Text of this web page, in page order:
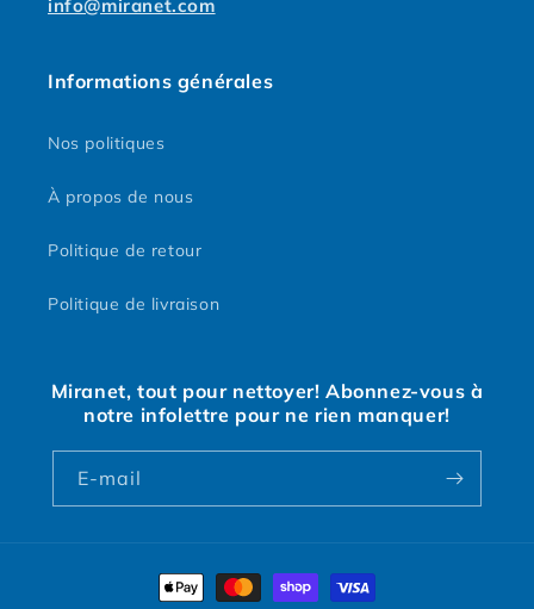
info@miranet.com
Informations générales
Nos politiques
À propos de nous
Politique de retour
Politique de livraison
Miranet, tout pour nettoyer! Abonnez-vous à
notre infolettre pour ne rien manquer!
E-mail
Moyens